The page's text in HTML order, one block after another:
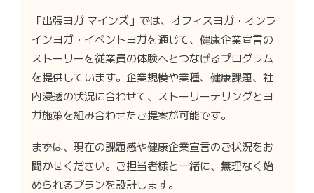
「出張ヨガ マインズ」では、オフィスヨガ・オンラ
インヨガ・イベントヨガを通じて、健康企業宣言の
ストーリーを従業員の体験へとつなげるプログラム
を提供しています。企業規模や業種、健康課題、社
内浸透の状況に合わせて、ストーリーテリングとヨ
ガ施策を組み合わせたご提案が可能です。
まずは、現在の課題感や健康企業宣言のご状況をお
聞かせください。ご担当者様と一緒に、無理なく始
められるプランを設計します。